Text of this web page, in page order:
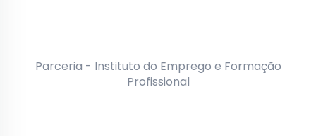
Parceria - Instituto do Emprego e Formação
Profissional